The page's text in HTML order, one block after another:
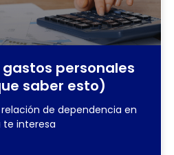
personales
saber esto)
de dependencia en
te interesa